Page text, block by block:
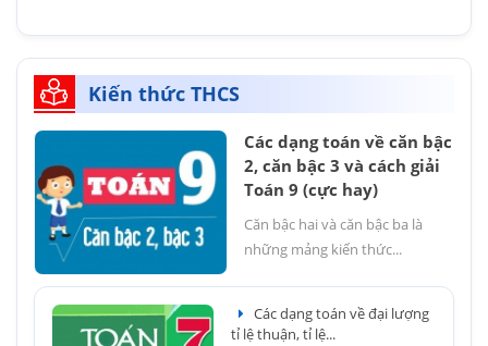
Kiến thức THCS
Các dạng toán về căn bậc
2, căn bậc 3 và cách giải
Toán 9 (cực hay)
Căn bậc hai và căn bậc ba là
những mảng kiến thức...
Các dạng toán về đại lượng
tỉ lệ thuận, tỉ lệ...